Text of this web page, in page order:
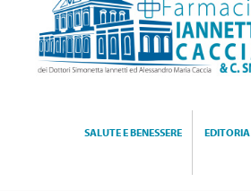
Iannetti
SALUTE E BENESSERE EDITORIA